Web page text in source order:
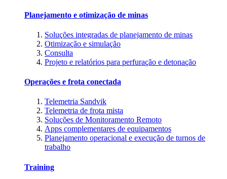
Planejamento e otimização de minas
Soluções integradas de planejamento de minas
Otimização e simulação
Consulta
Projeto e relatórios para perfuração e detonação
Operações e frota conectada
Telemetria Sandvik
Telemetria de frota mista
Soluções de Monitoramento Remoto
Apps complementares de equipamentos
Planejamento operacional e execução de turnos de
trabalho
Training